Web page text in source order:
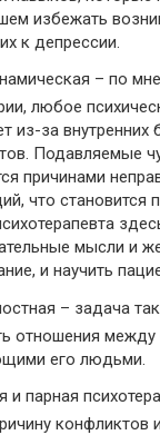
избежать
к депрессии.
– по
любое
из-за внутренних
Подавляемые
причинами
что становится
мысли и
и научить
– задача
отношения
его людьми.
и парная
конфликтов